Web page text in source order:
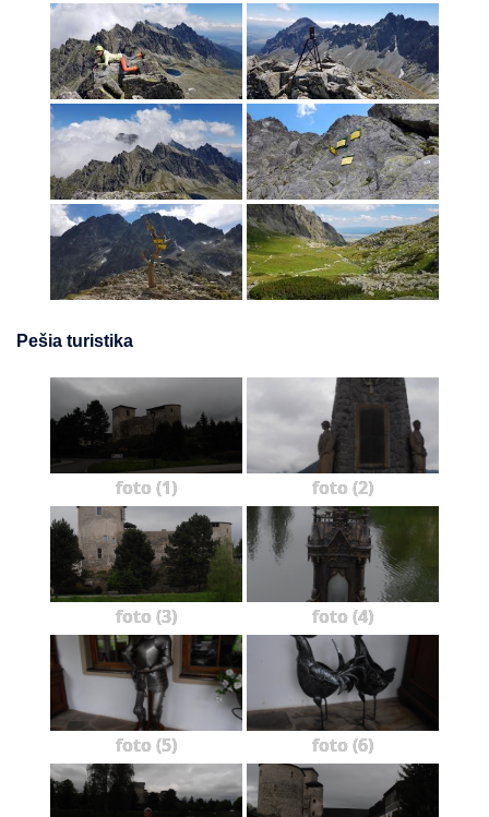
Pešia turistika
foto (1) foto (2)
foto (3) foto (4)
foto (5) foto (6)